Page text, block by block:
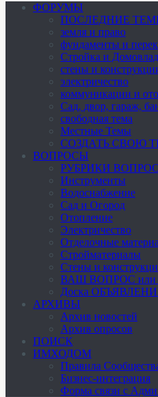
ФОРУМЫ
ПОСЛЕДНИЕ
земля и право
фундаменты и
Стройка и
стены и
электричество
коммуникации и
Cад, двор, гараж,
свободная тема
Местные Темы
СОЗДАТЬ СВОЮ
ВОПРОСЫ
РУБРИКИ
Инструменты
Водоснабжение
Сад и Огород
Отопление
Электричество
Отделочные
Стройматериалы
Стены и
ВАШ ВОПРОС
Доска
АРХИВЫ
Архив новостей
Архив опросов
ПОИСК
ИМХОДОМ
Правила
Бизнес-интеграция
Форма связи с